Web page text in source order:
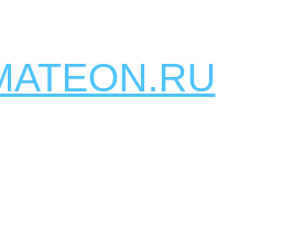
системы, газовые котлы,